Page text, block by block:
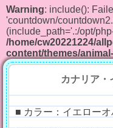
Warning: include():
'countdown/
(include_path='.:/opt/
/home/cw20221224/
content/themes/
カナリア・
■ カラー：イエロー